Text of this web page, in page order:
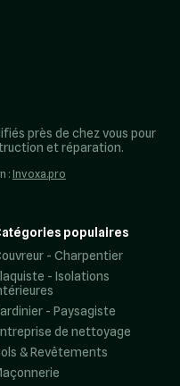
près de chez vous pour
et réparation.
: Invoxa.pro
populaires
- Charpentier
- Isolations
- Paysagiste
de nettoyage
& Revêtements